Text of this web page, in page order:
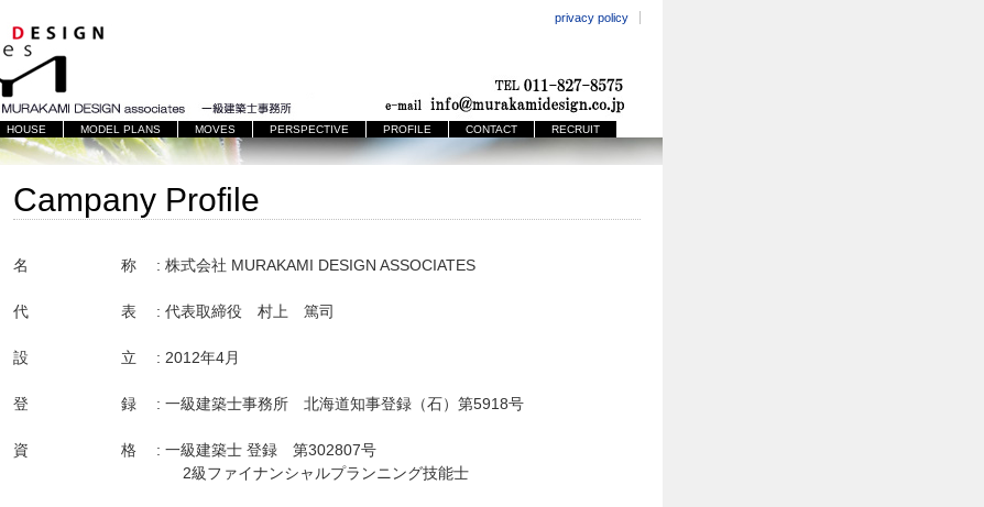
privacy policy
HOUSE MODEL PLANS MOVES PERSPECTIVE PROFILE CONTACT RECRUIT
Campany Profile
名 称 : 株式会社 MURAKAMI DESIGN ASSOCIATES
代 表 : 代表取締役 村上 篤司
設 立 : 2012年4月
登 録 : 一級建築士事務所 北海道知事登録（石）第5918号
資 格 : 一級建築士 登録 第302807号
2級ファイナンシャルプランニング技能士